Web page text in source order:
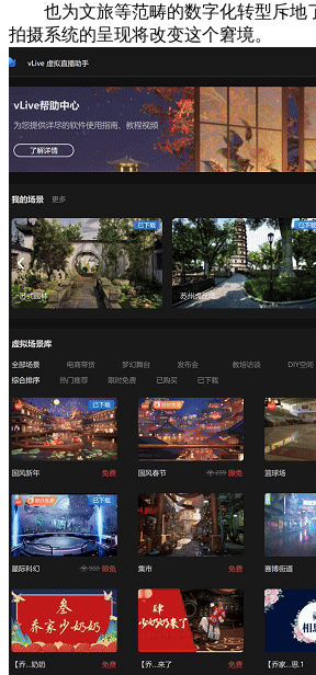
也为文旅等范畴的数字化转型斥地
拍摄系统的呈现将改变这个窘境。